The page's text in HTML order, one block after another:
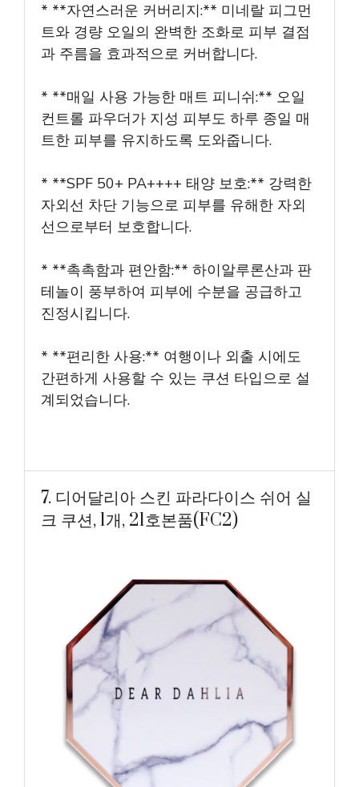
* **자연스러운 커버리지:** 미네랄 피그먼
트와 경량 오일의 완벽한 조화로 피부 결점
과 주름을 효과적으로 커버합니다.
* **매일 사용 가능한 매트 피니쉬:** 오일
컨트롤 파우더가 지성 피부도 하루 종일 매
트한 피부를 유지하도록 도와줍니다.
* **SPF 50+ PA++++ 태양 보호:** 강력한
자외선 차단 기능으로 피부를 유해한 자외
선으로부터 보호합니다.
* **촉촉함과 편안함:** 하이알루론산과 판
테놀이 풍부하여 피부에 수분을 공급하고
진정시킵니다.
* **편리한 사용:** 여행이나 외출 시에도
간편하게 사용할 수 있는 쿠션 타입으로 설
계되었습니다.
7. 디어달리아 스킨 파라다이스 쉬어 실
크 쿠션, 1개, 21호본품(FC2)